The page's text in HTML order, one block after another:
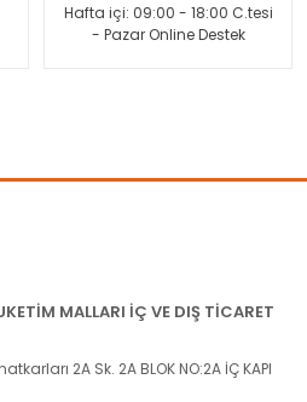
Hafta içi: 09:00 - 18:00 C.tesi
- Pazar Online Destek
MALLARI İÇ VE DIŞ TİCARET
2A Sk. 2A BLOK NO:2A İÇ KAPI